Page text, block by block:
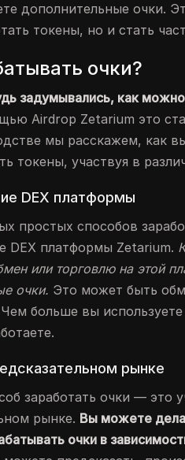
дополнительные очки.
токены, но и стать
очки?
задумывались, как
Airdrop Zetarium это
мы расскажем, как
токены, участвуя в
DEX платформы
простых способов
DEX платформы Zetarium.
или торговлю на этой
очки. Это может быть
Чем больше вы
рынке
заработать очки — это
рынке. Вы можете
очки в